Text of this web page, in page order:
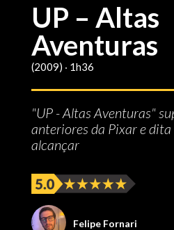
UP – Altas
Aventuras
(2009) ‧ 1h36
"UP - Altas Aventuras"
anteriores da Pixar e
alcançar
Felipe Fornari